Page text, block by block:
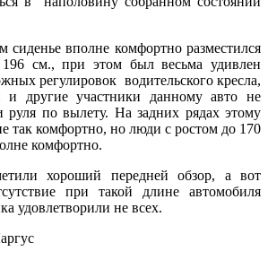
сиденье вполне комфортно разместился
см., при этом был весьма удивлен
регулировок водительского кресла,
другие участники данному авто не
руля по вылету. На задних рядах этому
так комфортно, но люди с ростом до 170
комфортно.
хороший передней обзор, а вот
при такой длине автомобиля
удовлетворили не всех.